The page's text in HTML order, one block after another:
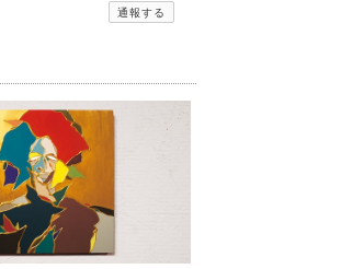
通報する